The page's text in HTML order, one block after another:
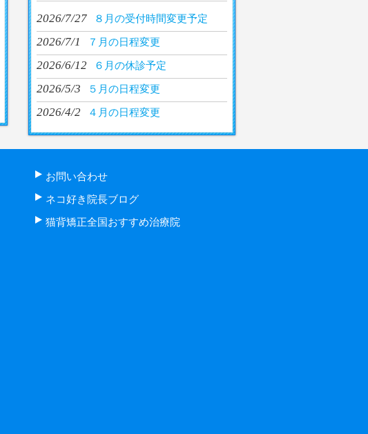
2026/7/27 ８月の受付時間変更予定
2026/7/1 ７月の日程変更
2026/6/12 ６月の休診予定
2026/5/3 ５月の日程変更
2026/4/2 ４月の日程変更
お問い合わせ
ネコ好き院長ブログ
猫背矯正全国おすすめ治療院